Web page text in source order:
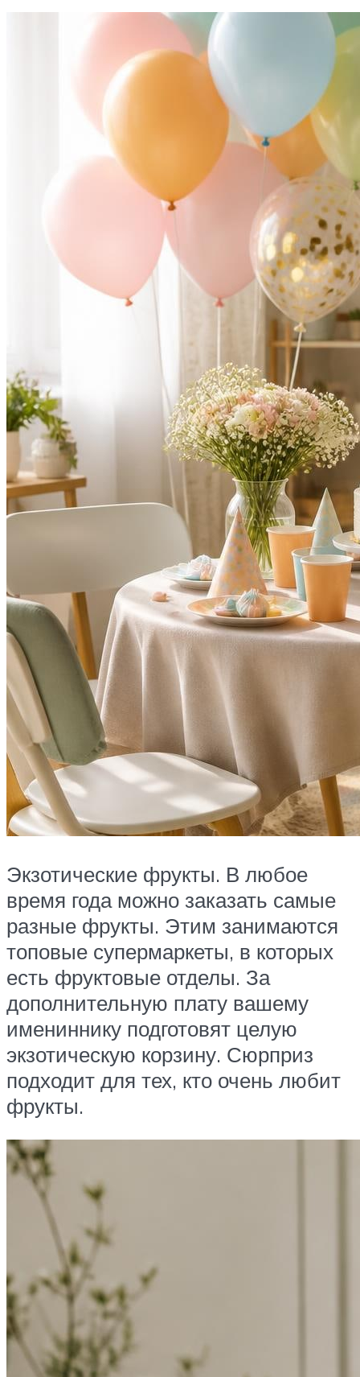
Экзотические фрукты. В любое
время года можно заказать самые
разные фрукты. Этим занимаются
топовые супермаркеты, в которых
есть фруктовые отделы. За
дополнительную плату вашему
имениннику подготовят целую
экзотическую корзину. Сюрприз
подходит для тех, кто очень любит
фрукты.